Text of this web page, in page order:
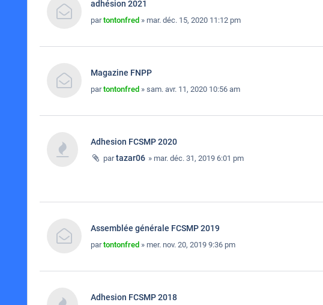
adhésion 2021
partontonfred » mar. déc. 15, 2020 11:12 pm
Magazine FNPP
partontonfred » sam. avr. 11, 2020 10:56 am
Adhesion FCSMP 2020
partazar06 » mar. déc. 31, 2019 6:01 pm
Assemblée générale FCSMP 2019
partontonfred » mer. nov. 20, 2019 9:36 pm
Adhesion FCSMP 2018